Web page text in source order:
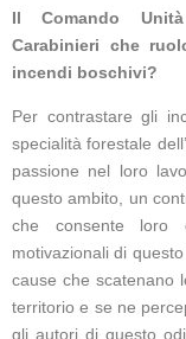
Il Comando Unità
Carabinieri che
incendi boschivi?
Per contrastare gli
specialità forestale
passione nel loro
questo ambito, un
che consente loro
motivazionali di
cause che scatenano
territorio e se ne
gli autori di questo